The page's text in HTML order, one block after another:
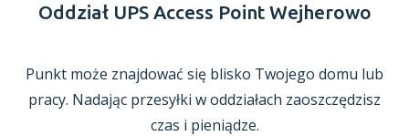
Oddział UPS Access Point Wejherowo
Punkt może znajdować się blisko Twojego domu lub
pracy. Nadając przesyłki w oddziałach zaoszczędzisz
czas i pieniądze.